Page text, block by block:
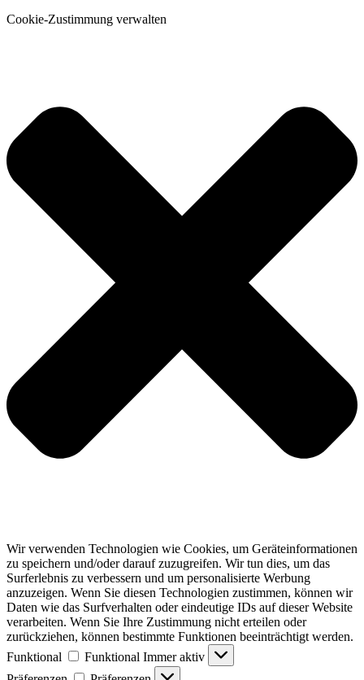
Cookie-Zustimmung verwalten
Wir verwenden Technologien wie Cookies, um Geräteinformationen
zu speichern und/oder darauf zuzugreifen. Wir tun dies, um das
Surferlebnis zu verbessern und um personalisierte Werbung
anzuzeigen. Wenn Sie diesen Technologien zustimmen, können wir
Daten wie das Surfverhalten oder eindeutige IDs auf dieser Website
verarbeiten. Wenn Sie Ihre Zustimmung nicht erteilen oder
zurückziehen, können bestimmte Funktionen beeinträchtigt werden.
Funktional
Funktional Immer aktiv